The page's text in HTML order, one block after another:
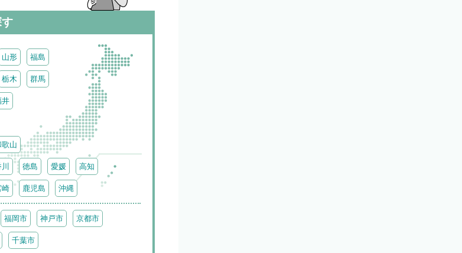
山形 福島
栃木 群馬
井
歌山
徳島 愛媛 高知
崎 鹿児島 沖縄
福岡市 神戸市 京都市
千葉市